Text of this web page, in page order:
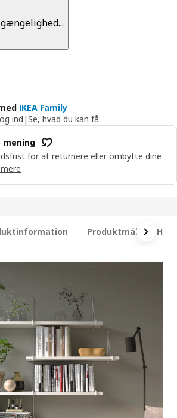
IKEA Family
ind |Se, hvad du kan få
mening
for at returnere eller ombytte dine
Produktmål